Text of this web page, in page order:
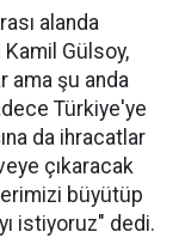
alanda
Kamil Gülsoy,
ama şu anda
Türkiye'ye
da ihracatlar
çıkaracak
büyütüp
istiyoruz" dedi.